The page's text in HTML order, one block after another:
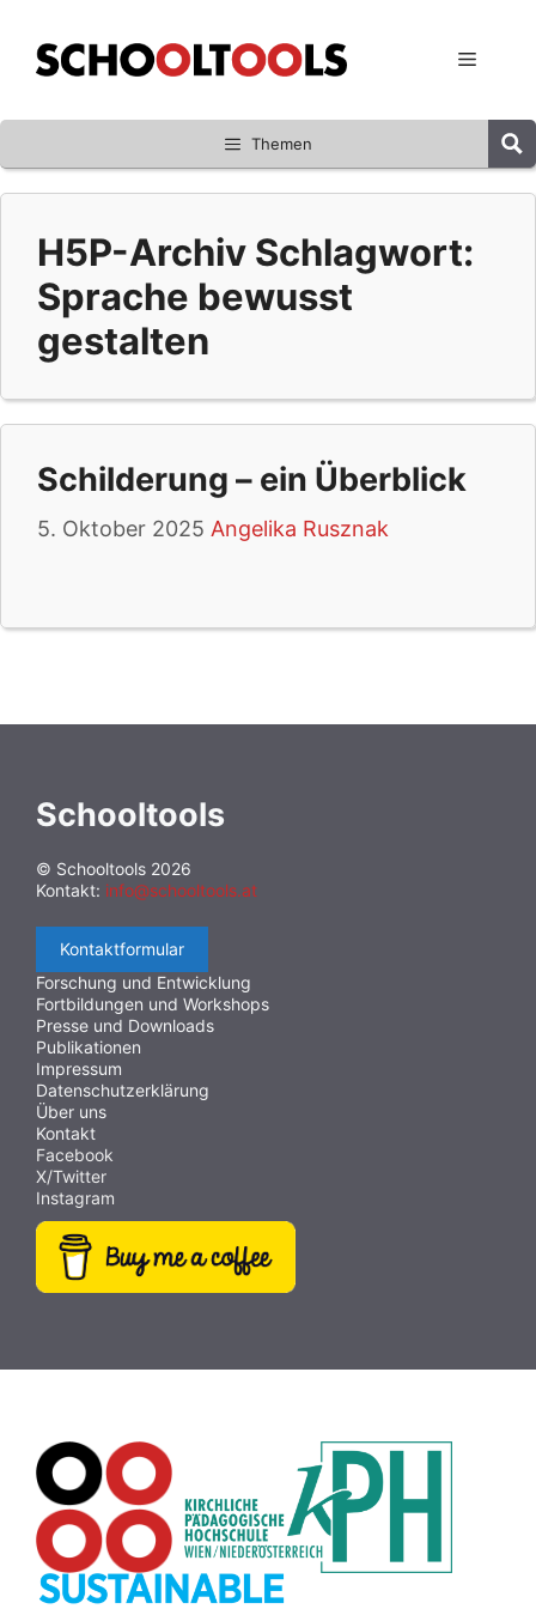
Inhalt
springen
Menü
Themen
H5P-Archiv Schlagwort:
Sprache bewusst
gestalten
Schilderung – ein Überblick
5. Oktober 2025 Angelika Rusznak
Schooltools
© Schooltools 2026
Kontakt: info@schooltools.at
Kontaktformular
Forschung und Entwicklung
Fortbildungen und Workshops
Presse und Downloads
Publikationen
Impressum
Datenschutzerklärung
Über uns
Kontakt
Facebook
X/Twitter
Instagram